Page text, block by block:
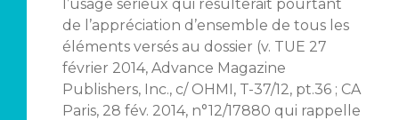
l’usage sérieux qui résulterait pourtant
de l’appréciation d’ensemble de tous les
éléments versés au dossier (v. TUE 27
février 2014, Advance Magazine
Publishers, Inc., c/ OHMI, T-37/12, pt.36 ; CA
Paris, 28 fév. 2014, n°12/17880 qui rappelle